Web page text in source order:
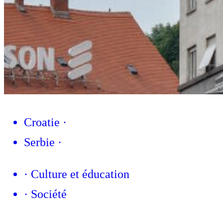
Croatie ·
Serbie ·
· Culture et éducation
· Société